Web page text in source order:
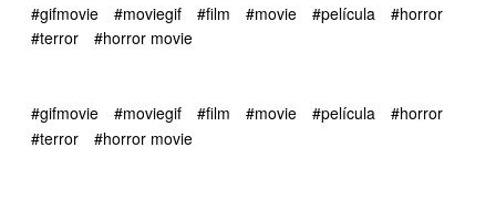
#gifmovie #moviegif #film #movie #película
#horror
#terror
#horror movie
#gifmovie #moviegif #film #movie #película
#horror
#terror
#horror movie